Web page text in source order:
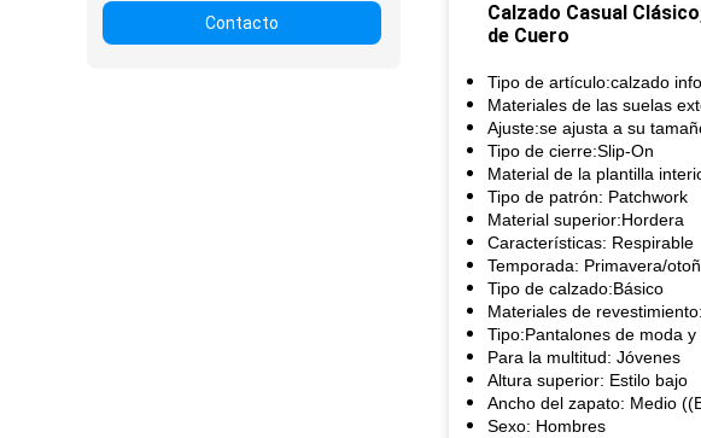
Contacto
Calzado Casual
de Cuero
Tipo de artículo:calzado
Materiales de las suelas
Ajuste:se ajusta a su
Tipo de cierre:Slip-On
Material de la plantilla
Tipo de patrón: Patchwork
Material superior:Hordera
Características: Respirable
Temporada: Primavera/
Tipo de calzado:Básico
Materiales de
Tipo:Pantalones de moda
Para la multitud: Jóvenes
Altura superior: Estilo bajo
Ancho del zapato: Medio
Sexo: Hombres